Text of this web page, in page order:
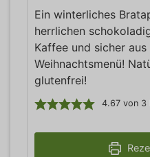
Ein winterliches
herrlichen
Kaffee und sicher
Weihnachtsmenü!
glutenfrei!
4.67von 3